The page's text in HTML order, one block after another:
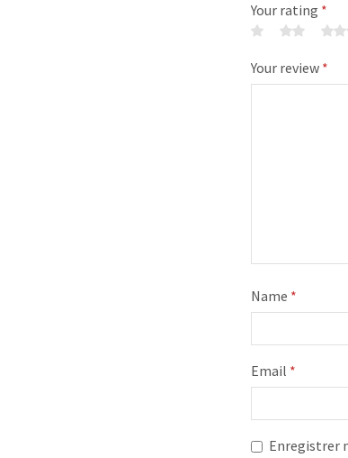
Your rating *
Your review *
Name *
Email *
Enregistrer